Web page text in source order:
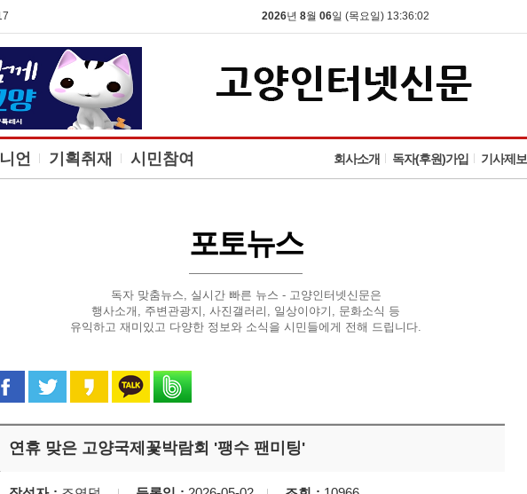
2026년 8월 06일 (목요일) 13:36:03
언 기획취재 시민참여 회사소개 독자(후원)가입 기사제보
포토뉴스
독자 맞춤뉴스, 실시간 빠른 뉴스 - 고양인터넷신문은
행사소개, 주변관광지, 사진갤러리, 일상이야기, 문화소식 등
유익하고 재미있고 다양한 정보와 소식을 시민들에게 전해 드립니다.
페이스북으로 공유
트위터로 공유카카오 스토리로 공유
카카오톡으로 공유
연휴 맞은 고양국제꽃박람회 '팽수 팬미팅'